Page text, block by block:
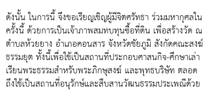
ดังนั้น ในการนี้ จึงขอเรียญเชิญผู้มีจิตศรัทธา ร่วมมหากุศลใน
ครั้งนี้ ด้วยการเป็นเจ้าภาพสมทบทุนซื้อที่ดิน เพื่อสร้างวัด ณ
ตำบลห้วยยาง อำเภอคอนสาร จังหวัดชัยภูมิ สังกัดคณะสงฆ์
ธรรมยุต ทั้งนี้เพื่อใช้เป็นสถานที่ประกอบศาสนกิจ-ศึกษาเล่า
เรียนพระธรรมสำหรับพระภิกษุสงฆ์ และพุทธบริษัท ตลอด
ถึงใช้เป็นสถานที่อนุรักษ์และสืบสานวัฒนธรรมประเพณีด้วย